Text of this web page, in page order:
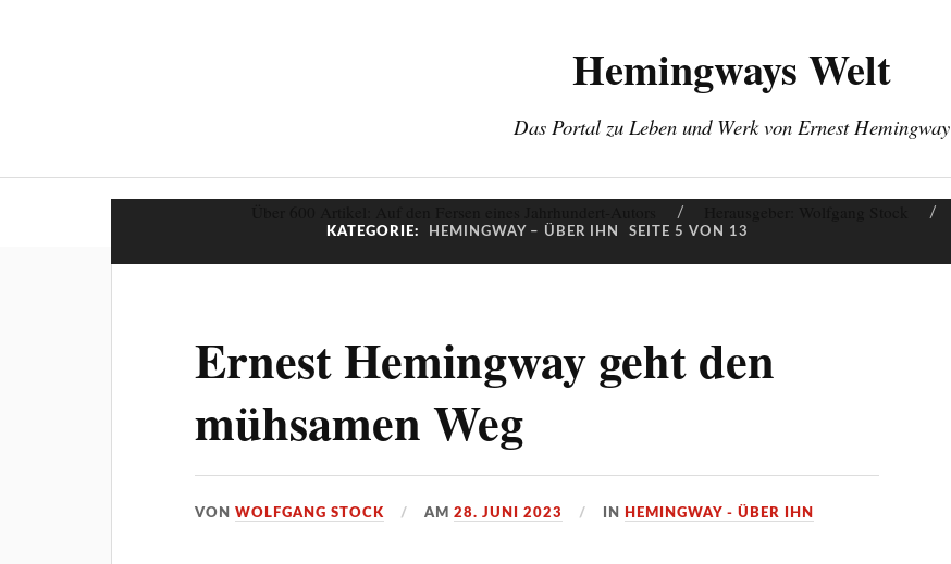
Hemingways Welt
Das Portal zu Leben und Werk von Ernest Hemingway
KATEGORIE: HEMINGWAY – ÜBER IHN SEITE 5 VON 13
Ernest Hemingway geht den
mühsamen Weg
VONWOLFGANG STOCK AM28. JUNI 2023 IN HEMINGWAY - ÜBER IHN